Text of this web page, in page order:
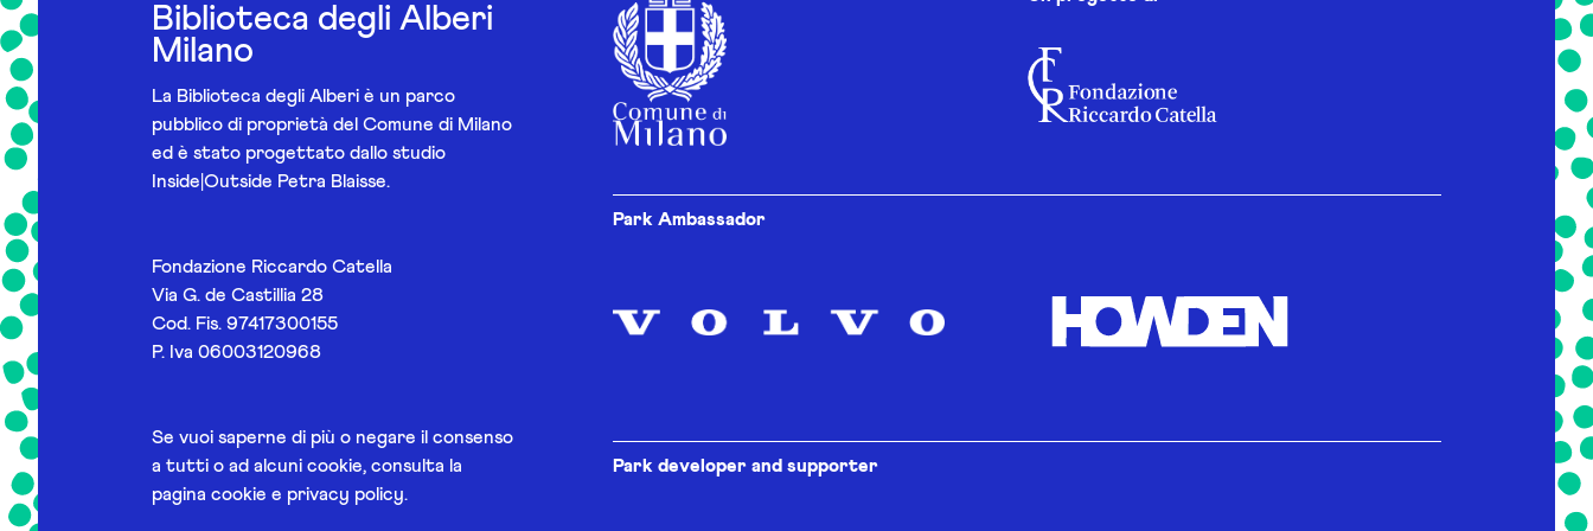
Biblioteca degli Alberi
Milano
La Biblioteca degli Alberi è un parco
pubblico di proprietà del Comune di Milano
ed è stato progettato dallo studio
Inside|Outside Petra Blaisse.
Fondazione Riccardo Catella
Via G. de Castillia 28
Cod. Fis. 97417300155
P. Iva 06003120968
Se vuoi saperne di più o negare il consenso
a tutti o ad alcuni cookie, consulta la
pagina cookie e privacy policy.
Park Ambassador
Park developer and supporter